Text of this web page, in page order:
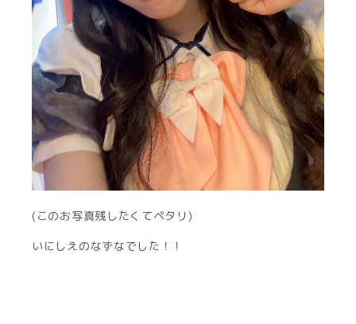
(このお写真残したくてペタリ)
いにしえのなずなでした！！